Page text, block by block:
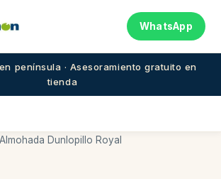
WhatsApp
península · Asesoramiento gratuito en
tienda
Almohada Dunlopillo Royal